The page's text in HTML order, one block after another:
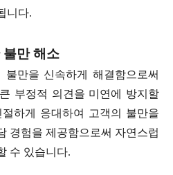
니다.
불만 해소
만을 신속하게 해결함으로써
부정적 의견을 미연에 방지할
하게 응대하여 고객의 불만을
경험을 제공함으로써 자연스럽
수 있습니다.